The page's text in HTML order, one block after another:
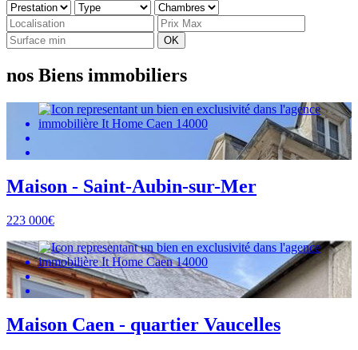
OK
nos Biens immobiliers
Maison - Saint-Aubin-sur-Mer
223 000€
Maison Caen - quartier Vaucelles